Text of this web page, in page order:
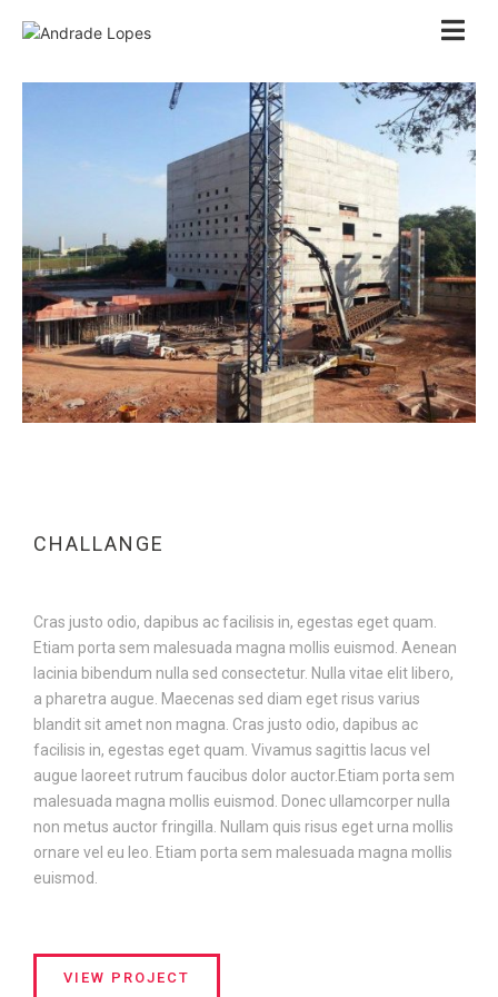
CHALLANGE
Cras justo odio, dapibus ac facilisis in, egestas eget quam.
Etiam porta sem malesuada magna mollis euismod. Aenean
lacinia bibendum nulla sed consectetur. Nulla vitae elit libero,
a pharetra augue. Maecenas sed diam eget risus varius
blandit sit amet non magna. Cras justo odio, dapibus ac
facilisis in, egestas eget quam. Vivamus sagittis lacus vel
augue laoreet rutrum faucibus dolor auctor.Etiam porta sem
malesuada magna mollis euismod. Donec ullamcorper nulla
non metus auctor fringilla. Nullam quis risus eget urna mollis
ornare vel eu leo. Etiam porta sem malesuada magna mollis
euismod.
VIEW PROJECT